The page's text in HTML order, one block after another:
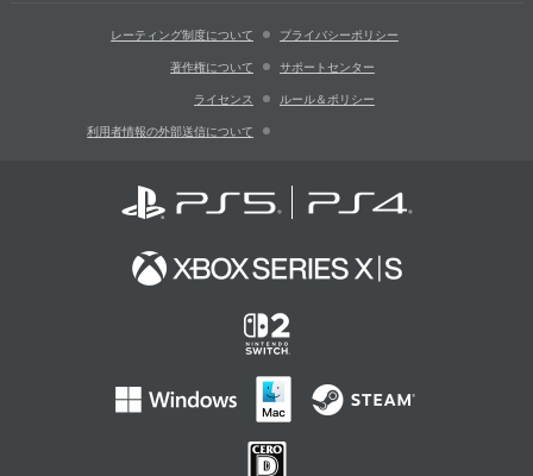
レーティング制度について プライバシーポリシー
著作権について サポートセンター
ライセンス ルール＆ポリシー
利用者情報の外部送信について